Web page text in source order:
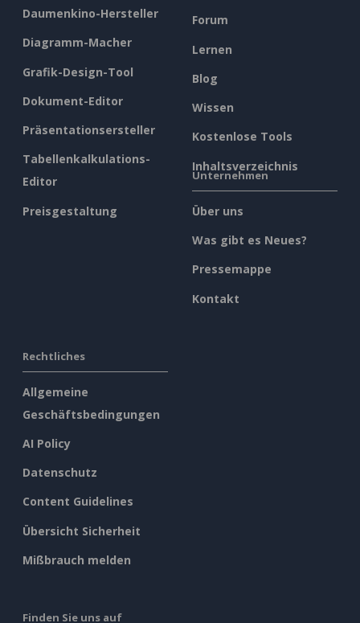
Daumenkino-Hersteller
Diagramm-Macher
Grafik-Design-Tool
Dokument-Editor
Präsentationsersteller
Tabellenkalkulations-
Editor
Preisgestaltung
Forum
Lernen
Blog
Wissen
Kostenlose Tools
Inhaltsverzeichnis
Unternehmen
Über uns
Was gibt es Neues?
Pressemappe
Kontakt
Rechtliches
Allgemeine
Geschäftsbedingungen
AI Policy
Datenschutz
Content Guidelines
Übersicht Sicherheit
Mißbrauch melden
Finden Sie uns auf